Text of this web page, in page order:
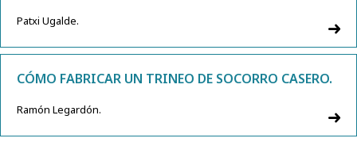
Patxi Ugalde.
CÓMO FABRICAR UN TRINEO DE SOCORRO CASERO.
Ramón Legardón.